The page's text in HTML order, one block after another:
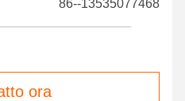
86--13535077468
ora